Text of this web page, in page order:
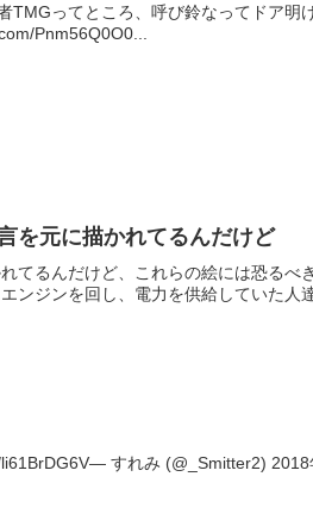
TMGってところ、呼び鈴なってドア
Pnm56Q0O0...
を元に描かれてるんだけど
てるんだけど、これらの絵には恐る
ンジンを回し、電力を供給していた人
すれみ (@_Smitter2)